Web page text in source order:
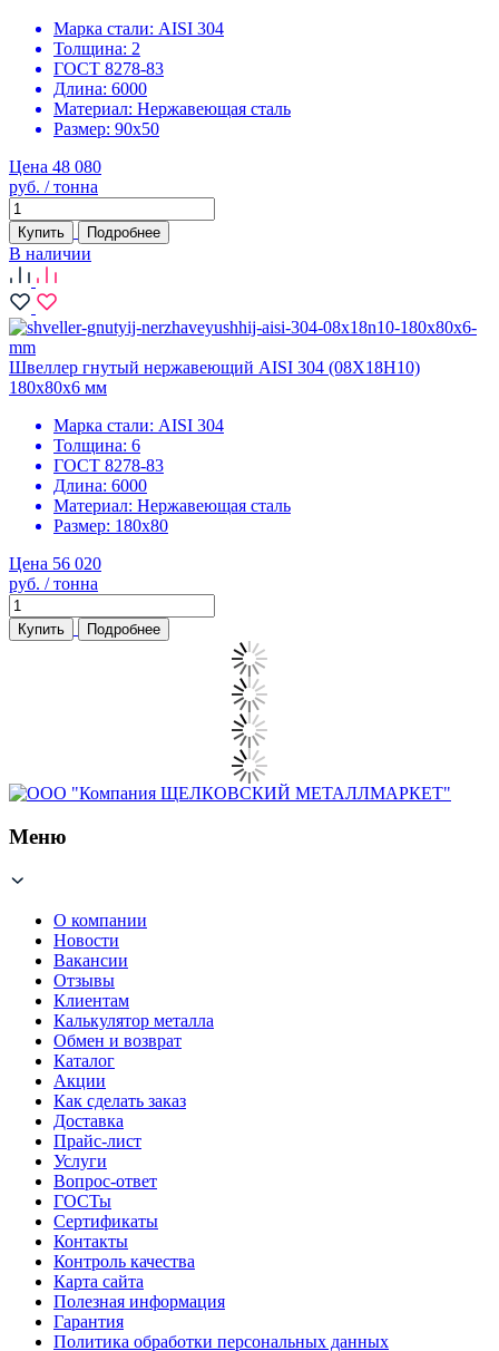
Марка стали: AISI 304
Толщина: 2
ГОСТ 8278-83
Длина: 6000
Материал: Нержавеющая сталь
Размер: 90х50
Цена 48 080
руб. / тонна
Купить Подробнее
В наличии
Швеллер гнутый нержавеющий AISI 304 (08Х18Н10)
180х80х6 мм
Марка стали: AISI 304
Толщина: 6
ГОСТ 8278-83
Длина: 6000
Материал: Нержавеющая сталь
Размер: 180х80
Цена 56 020
руб. / тонна
Купить Подробнее
Меню
О компании
Новости
Вакансии
Отзывы
Клиентам
Калькулятор металла
Обмен и возврат
Каталог
Акции
Как сделать заказ
Доставка
Прайс-лист
Услуги
Вопрос-ответ
ГОСТы
Сертификаты
Контакты
Контроль качества
Карта сайта
Полезная информация
Гарантия
Политика обработки персональных данных